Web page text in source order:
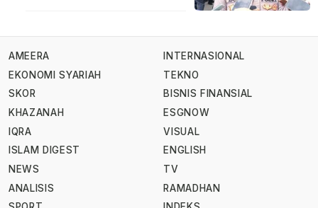
AMEERA
EKONOMI SYARIAH
SKOR
KHAZANAH
IQRA
ISLAM DIGEST
NEWS
ANALISIS
INTERNASIONAL
TEKNO
BISNIS FINANSIAL
ESGNOW
VISUAL
ENGLISH
TV
RAMADHAN